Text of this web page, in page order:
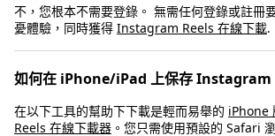
不，您根本不需要登錄。 無需任何登錄或註冊
憂體驗，同時獲得 Instagram Reels 在線下載.
如何在 iPhone/iPad 上保存 Instagram
在以下工具的幫助下下載是輕而易舉的 iPhone
Reels 在線下載器 。您只需使用預設的 Safari